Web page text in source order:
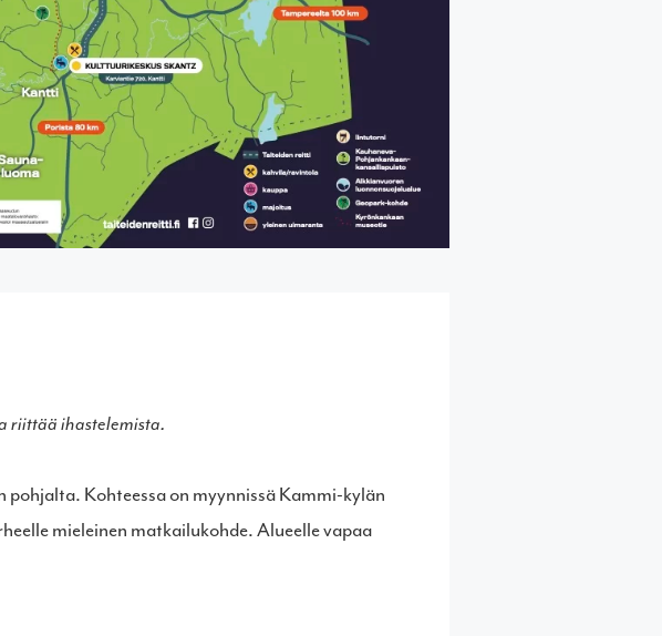
riittää ihastelemista.
Kohteessa on myynnissä Kammi-kylän
mieleinen matkailukohde. Alueelle vapaa